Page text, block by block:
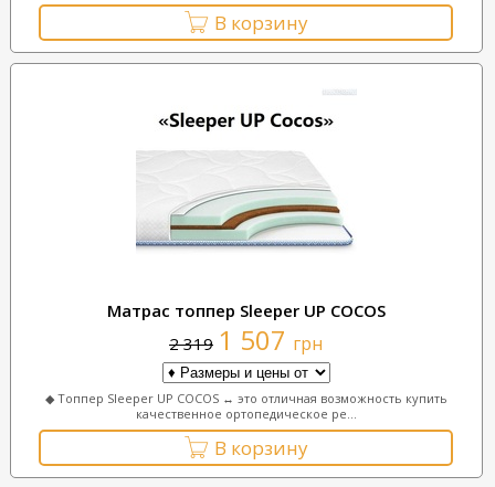
В корзину
Матрас топпер Sleeper UP COCOS
2 319 1 507 грн
◆ Топпер Sleeper UP COCOS ↔ это отличная возможность купить
качественное ортопедическое ре...
В корзину